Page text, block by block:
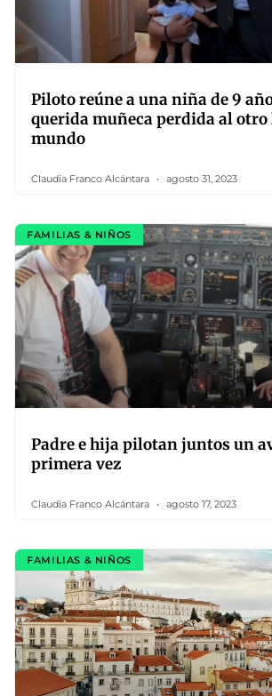
Piloto reúne a una niña de 9
querida muñeca perdida al otro
mundo
Claudia Franco Alcántara agosto 31, 2023
FAMILIAS & NIÑOS
Padre e hija pilotan juntos un
primera vez
Claudia Franco Alcántara agosto 17, 2023
FAMILIAS & NIÑOS